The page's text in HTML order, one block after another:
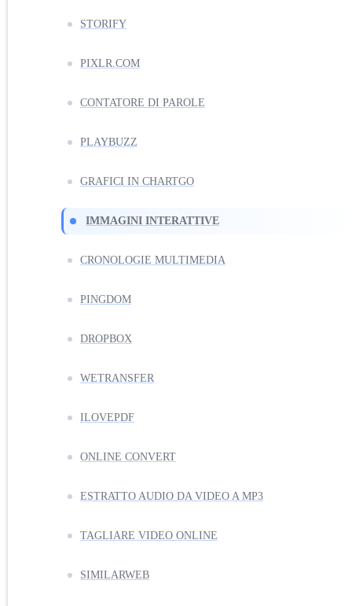
STORIFY
PIXLR.COM
CONTATORE DI PAROLE
PLAYBUZZ
GRAFICI IN CHARTGO
IMMAGINI INTERATTIVE
CRONOLOGIE MULTIMEDIA
PINGDOM
DROPBOX
WETRANSFER
ILOVEPDF
ONLINE CONVERT
ESTRATTO AUDIO DA VIDEO A MP3
TAGLIARE VIDEO ONLINE
SIMILARWEB